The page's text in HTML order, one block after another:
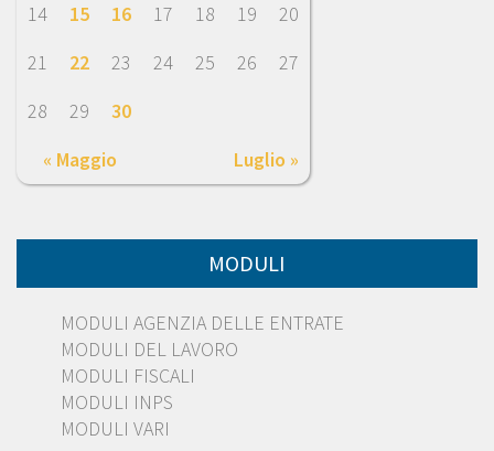
« Maggio Luglio »
14
15 16 17 18 19
20
21
22 23 24 25 26
27
28
29 30
MODULI
MODULI AGENZIA DELLE ENTRATE
MODULI DEL LAVORO
MODULI FISCALI
MODULI INPS
MODULI VARI